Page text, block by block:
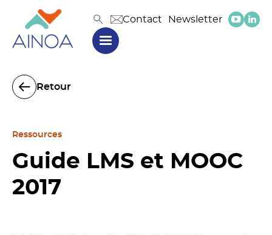
Contact Newsletter
Retour
Ressources
Guide LMS et MOOC
2017